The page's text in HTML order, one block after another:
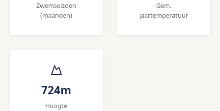
Zwemseizoen
(maanden)
Gem.
jaartemperatuur
724m
Hoogte